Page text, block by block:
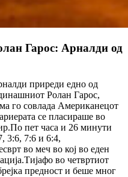
Гарос: Арналди од
приреди едно од
Ролан Гарос,
го совлада Американецот
се пласираше во
пет часа и 26 минути
3:6, 7:6 и 6:4,
во меч во кој во еден
во четвртиот
предност и беше мног